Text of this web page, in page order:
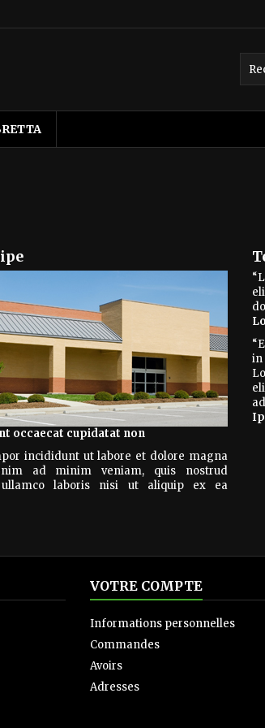
occaecat cupidatat non
incididunt ut labore et dolore magna
ad minim veniam, quis nostrud
ullamco laboris nisi ut aliquip ex ea
“
“
in
VOTRE COMPTE
Informations personnelles
Commandes
Avoirs
Adresses